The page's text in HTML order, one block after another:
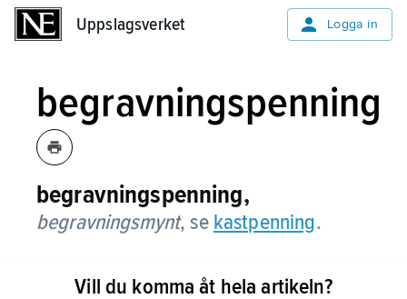
Uppslagsverket Logga in
begravningspenning
begravningspenning,
begravningsmynt,se kastpenning.
Vill du komma åt hela artikeln?